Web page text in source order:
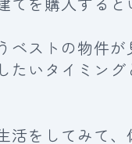
ベストの物件
たいタイミン
活をしてみて